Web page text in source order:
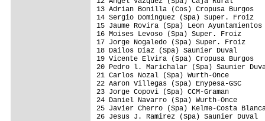
13 Adrian Bonilla (Cos) Cropusa
14 Sergio Dominguez (Spa) Super. Froiz
15 Jaume Rovira (Spa) Leon
16 Moises Levoso (Spa) Super. Froiz
17 Jorge Nogaledo (Spa) Super. Froiz
18 Dailos Diaz (Spa) Saunier Duval
19 Vicente Elvira (Spa) Cropusa Burgos
20 Pedro l. Marichalar (Spa) Saunier
21 Carlos Nozal (Spa) Wurth-Once
22 Aaron Villegas (Spa) Enypesa-GSC
23 Jorge Copovi (Spa) CCM-Graman
24 Daniel Navarro (Spa) Wurth-Once
25 Javier Cherro (Spa) Kelme-Costa
26 Jesus J. Ramirez (Spa) Saunier